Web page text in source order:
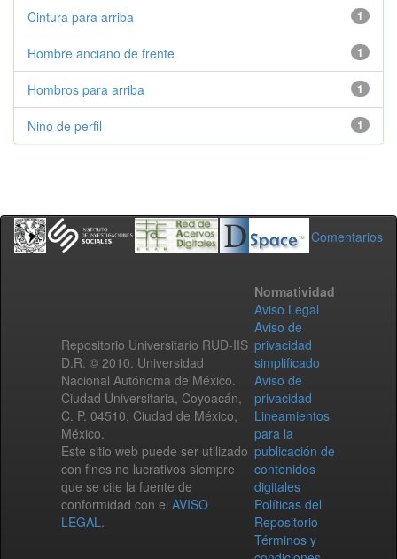
1
Cintura para arriba
1
Hombre anciano de frente
1
Hombros para arriba
1
Nino de perfil
Comentarios
Repositorio Universitario RUD-IIS
D.R. © 2010. Universidad
Nacional Autónoma de México.
Ciudad Universitaria, Coyoacán,
C. P. 04510, Ciudad de México,
México.
Este sitio web puede ser utilizado
con fines no lucrativos siempre
que se cite la fuente de
conformidad con el AVISO
LEGAL.
Normatividad
Aviso Legal
Aviso de
privacidad
simplificado
Aviso de
privacidad
Lineamientos
para la
publicación de
contenidos
digitales
Políticas del
Repositorio
Términos y